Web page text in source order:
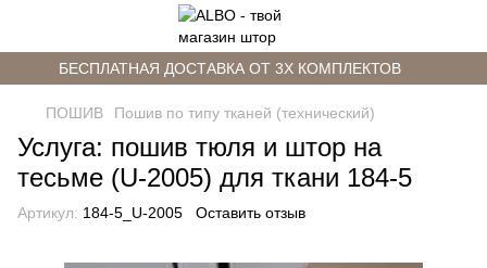
БЕСПЛАТНАЯ ДОСТАВКА ОТ 3Х КОМПЛЕКТОВ
ПОШИВ Пошив по типу тканей (технический)
Услуга: пошив тюля и штор на
тесьме (U-2005) для ткани 184-5
Артикул: 184-5_U-2005 Оставить отзыв